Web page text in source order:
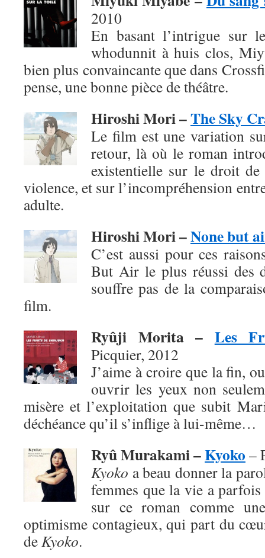
2010
En basant l’intrigue sur
whodunnit à huis clos,
bien plus convaincante que dans
pense, une bonne pièce de théâtre.
Hiroshi Mori –The Sky
Le film est une variation
retour, là où le roman
existentielle sur le droit
violence, et sur l’incompréhension
adulte.
Hiroshi Mori –None but
C’est aussi pour ces
But Air le plus réussi des
souffre pas de la
film.
Ryûji Morita – Les
Picquier, 2012
J’aime à croire que la fin,
ouvrir les yeux non
misère et l’exploitation que subit
déchéance qu’il s’inflige à lui-même…
Ryû Murakami –Kyoko –
Kyoko a beau donner la
femmes que la vie a
sur ce roman comme
optimisme contagieux, qui part du
deKyoko.